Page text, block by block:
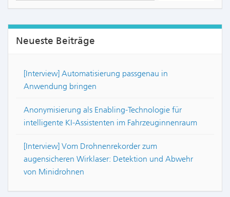
Neueste Beiträge
[Interview] Automatisierung passgenau in
Anwendung bringen
Anonymisierung als Enabling-Technologie für
intelligente KI-Assistenten im Fahrzeuginnenraum
[Interview] Vom Drohnenrekorder zum
augensicheren Wirklaser: Detektion und Abwehr
von Minidrohnen